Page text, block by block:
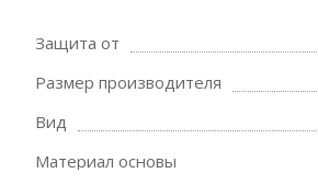
Защита от
Размер производителя
Вид
Материал основы